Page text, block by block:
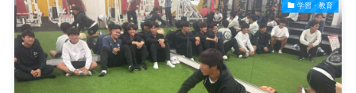
学習・教育